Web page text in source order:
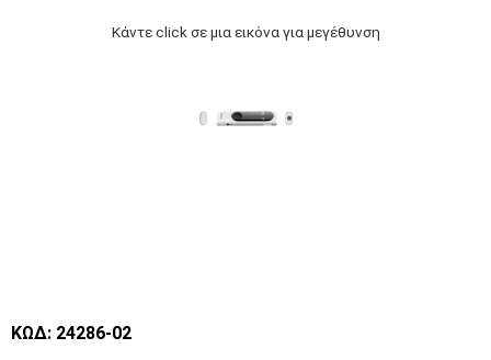
Κάντε click σε μια εικόνα για μεγέθυνση
ΚΩΔ: 24286-02